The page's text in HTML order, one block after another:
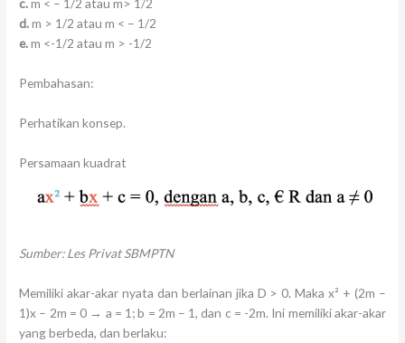
c.m < – 1/2 atau m> 1/2
d.m > 1/2 atau m < – 1/2
e.m <-1/2 atau m > -1/2
Pembahasan:
Perhatikan konsep.
Persamaan kuadrat
Sumber: Les Privat SBMPTN
Memiliki akar-akar nyata dan berlainan jika D > 0. Maka x² + (2m –
1)x – 2m = 0 → a = 1; b = 2m – 1, dan c = -2m. Ini memiliki akar-akar
yang berbeda, dan berlaku: